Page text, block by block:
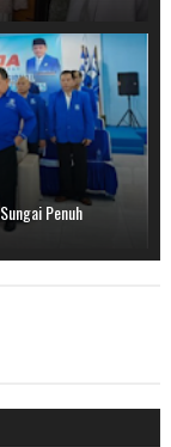
Penuh